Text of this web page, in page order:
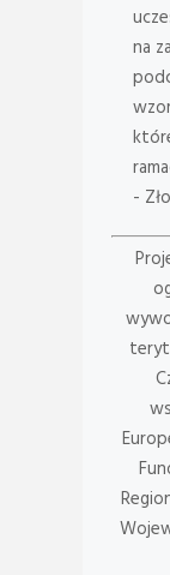
na
-